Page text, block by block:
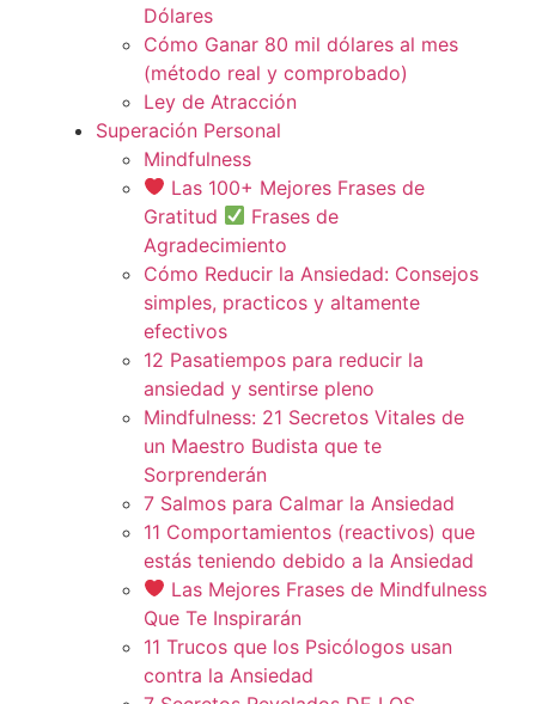
Dólares
Cómo Ganar 80 mil dólares al mes
(método real y comprobado)
Ley de Atracción
Superación Personal
Mindfulness
Las 100+ Mejores Frases de
Gratitud
Frases de
Agradecimiento
Cómo Reducir la Ansiedad: Consejos
simples, practicos y altamente
efectivos
12 Pasatiempos para reducir la
ansiedad y sentirse pleno
Mindfulness: 21 Secretos Vitales de
un Maestro Budista que te
Sorprenderán
7 Salmos para Calmar la Ansiedad
11 Comportamientos (reactivos) que
estás teniendo debido a la Ansiedad
Las Mejores Frases de Mindfulness
Que Te Inspirarán
11 Trucos que los Psicólogos usan
contra la Ansiedad